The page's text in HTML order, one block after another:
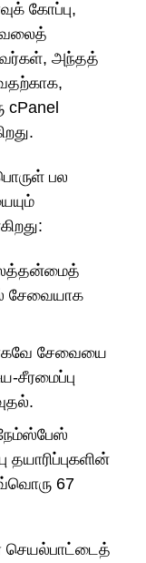
கோப்பு,
அந்தத்
பல
சேவையாக
சேவையை
சீரமைப்பு
தயாரிப்புகளின்
67
செயல்பாட்டைத்